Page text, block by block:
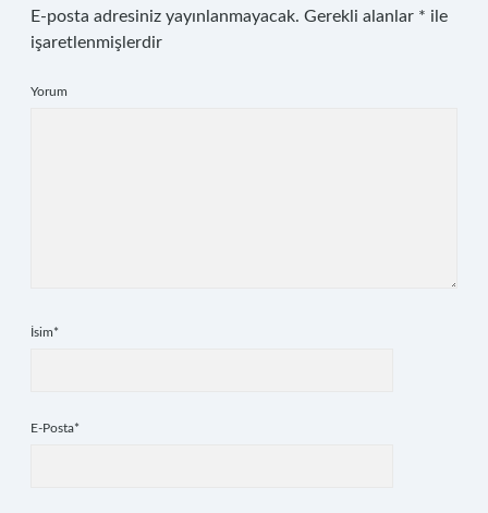
E-posta adresiniz yayınlanmayacak. Gerekli alanlar * ile
işaretlenmişlerdir
Yorum
İsim*
E-Posta*